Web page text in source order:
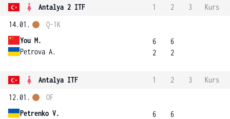
Antalya 2 ITF 1 2 3
Kurs
14.01.
You M.
Petrova A.
Q-1K
6
2
6
2
Antalya ITF 1 2 3
Kurs
12.01.
Petrenko V.
OF
6
6